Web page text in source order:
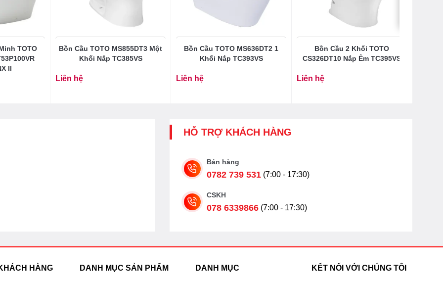
tử TOTO CS
TOTO
II
Bồn Cầu TOTO MS855DT3 Một
Khối Nắp TC385VS
Liên hệ
Bồn Cầu TOTO MS636DT2 1
Khối Nắp TC393VS
Liên hệ
Bồn Cầu 2 Khối TOTO
CS326DT10 Nắp Êm TC395VS
Liên hệ
HỖ TRỢ KHÁCH HÀNG
Bán hàng
0782 739 531 (7:00 - 17:30)
CSKH
078 6339866 (7:00 - 17:30)
HÀNG DANH MỤC SẢN PHẨM DANH MỤC KẾT NỐI VỚI CHÚNG TÔI